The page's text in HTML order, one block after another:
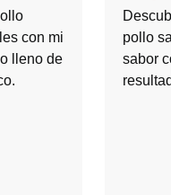
con mi
lleno de
pollo
sabor